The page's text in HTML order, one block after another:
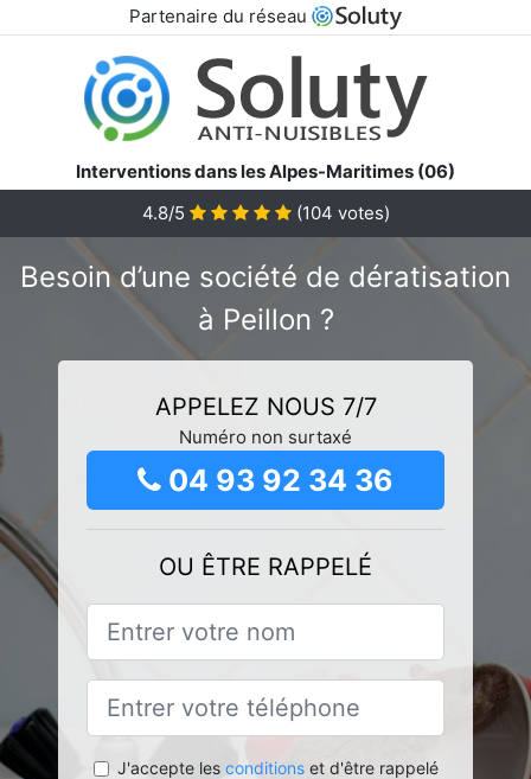
Partenaire du réseau
Interventions dans les Alpes-Maritimes (06)
4.8/5
(104 votes)
Besoin d’une société de dératisation
à Peillon ?
APPELEZ NOUS 7/7
Numéro non surtaxé
04 93 92 34 36
OU ÊTRE RAPPELÉ
J'accepte les conditionset d'être rappelé